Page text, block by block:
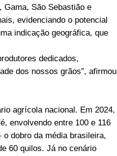
Gama, São Sebastião e
evidenciando o potencial
indicação geográfica, que
dedicados,
dos nossos grãos”, afirmou
agrícola nacional. Em 2024,
envolvendo entre 100 e 116
dobro da média brasileira,
60 quilos. Já no cenário